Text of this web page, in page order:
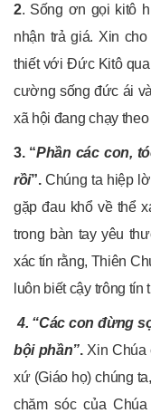
2. Sống ơn gọi kitô
nhận trả giá. Xin
thiết với Đức Kitô
cường sống đức ái
xã hội đang chạy
3. “Phần các con,
rồi”.Chúng ta hiệp
gặp đau khổ về thể
trong bàn tay yêu
xác tín rằng, Thiên
luôn biết cậy trông tín
4. “Các con đừng
bội phần”.Xin Chúa
xứ (Giáo họ) chúng
chăm sóc của